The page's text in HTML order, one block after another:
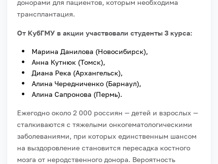
донорами для пациентов, которым необходима
трансплантация.
От КубГМУ в акции участвовали студенты 3 курса:
Марина Данилова (Новосибирск),
Анна Кутнюк (Томск),
Диана Река (Архангельск),
Алина Чередниченко (Барнаул),
Алина Сапронова (Пермь).
Ежегодно около 2 000 россиян — детей и взрослых —
сталкиваются с тяжелыми онкогематологическими
заболеваниями, при которых единственным шансом
на выздоровление становится пересадка костного
мозга от неродственного донора. Вероятность